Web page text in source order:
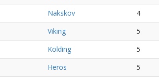
Nakskov 4
Viking 5
Kolding 5
Heros 5